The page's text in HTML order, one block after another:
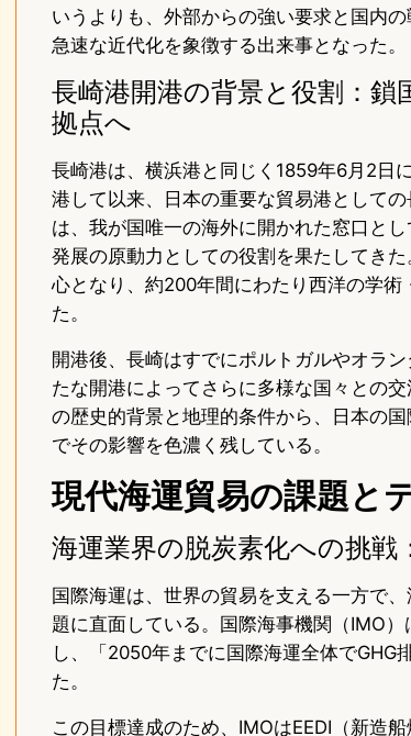
いうよりも、外部からの強い要求と国内
急速な近代化を象徴する出来事となった。
長崎港開港の背景と役割：鎖
拠点へ
長崎港は、横浜港と同じく1859年6月2日
港して以来、日本の重要な貿易港として
は、我が国唯一の海外に開かれた窓口と
発展の原動力としての役割を果たしてき
心となり、約200年間にわたり西洋の学
た。
開港後、長崎はすでにポルトガルやオラ
たな開港によってさらに多様な国々との
の歴史的背景と地理的条件から、日本の
でその影響を色濃く残している。
現代海運貿易の課題と
海運業界の脱炭素化への挑戦
国際海運は、世界の貿易を支える一方で
題に直面している。国際海事機関（IMO
し、「2050年までに国際海運全体でGHG
た。
この目標達成のため、IMOはEEDI（新造